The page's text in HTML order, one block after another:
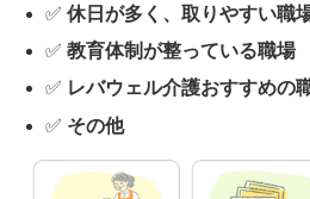
✅休日が多く、取りやすい職
✅教育体制が整っている職場
✅ レバウェル介護おすすめの
✅ その他